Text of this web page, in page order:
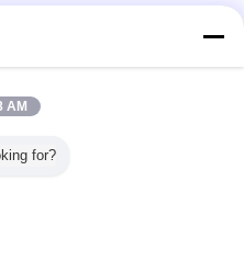
AM
for?